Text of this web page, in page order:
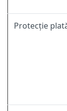
Protecție